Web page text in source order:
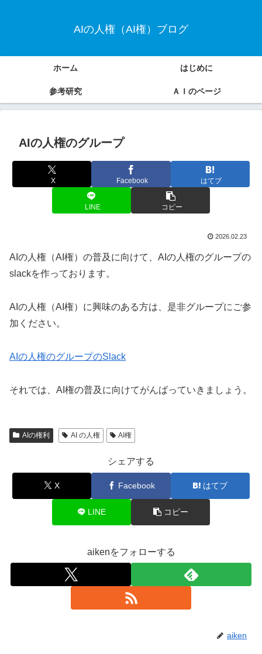
AIの人権（AI権）ブログ
ホーム はじめに
参考研究 ＡＩのページ
AIの人権のグループ
X Facebook はてブ
LINE コピー
2026.02.23
AIの人権（AI権）の普及に向けて、AIの人権のグループの
slackを作っております。
AIの人権（AI権）に興味のある方は、是非グループにご参
加ください。
AIの人権のグループのSlack
それでは、AI権の普及に向けてがんばっていきましょう。
AIの権利 AI の人権 AI権
シェアする
X Facebook はてブ
LINE コピー
aikenをフォローする
aiken